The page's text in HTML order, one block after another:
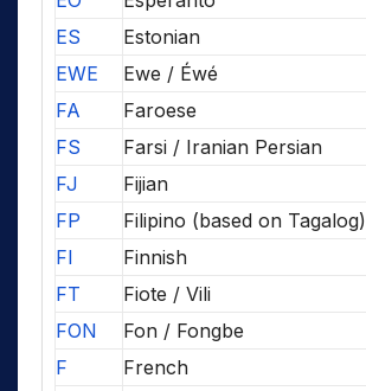
ES
Estonian
EWE
Ewe / Éwé
FA
Faroese
FS
Farsi / Iranian Persian
FJ
Fijian
FP
Filipino (based on Tagalog)
FI
Finnish
FT
Fiote / Vili
FON
Fon / Fongbe
F
French